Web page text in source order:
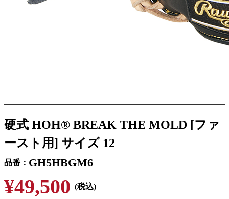
硬式 HOH® BREAK THE MOLD [ファ
ースト用] サイズ 12
品番 GH5HBGM6
¥49,500 (税込)